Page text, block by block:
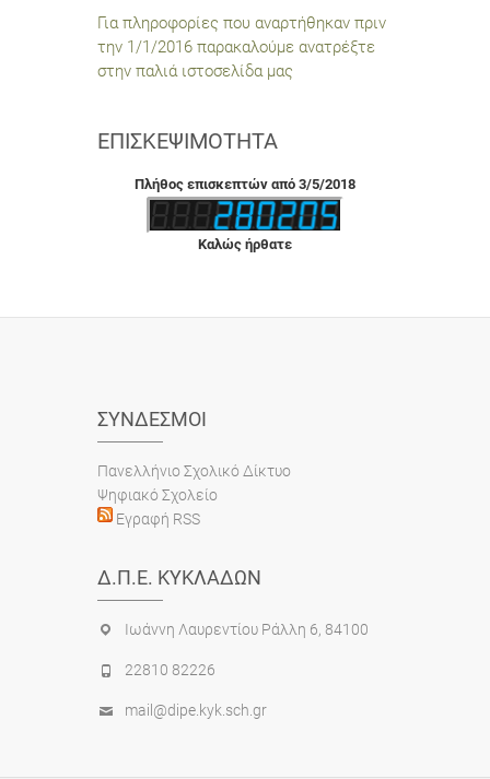
Για πληροφορίες που αναρτήθηκαν πριν
την 1/1/2016 παρακαλούμε ανατρέξτε
στην παλιά ιστοσελίδα μας
ΕΠΙΣΚΕΨΙΜΌΤΗΤΑ
Πλήθος επισκεπτών από 3/5/2018
Καλώς ήρθατε
ΣΎΝΔΕΣΜΟΙ
Πανελλήνιο Σχολικό Δίκτυο
Ψηφιακό Σχολείο
Εγραφή RSS
Δ.Π.Ε. ΚΥΚΛΆΔΩΝ
Ιωάννη Λαυρεντίου Ράλλη 6, 84100
22810 82226
mail@dipe.kyk.sch.gr